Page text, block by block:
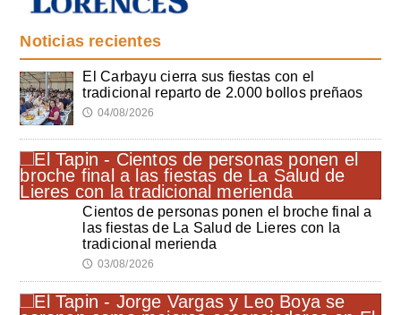
Noticias recientes
El Carbayu cierra sus fiestas con el
tradicional reparto de 2.000 bollos preñaos
🕔 04/08/2026
Cientos de personas ponen el broche final a
las fiestas de La Salud de Lieres con la
tradicional merienda
🕔 03/08/2026